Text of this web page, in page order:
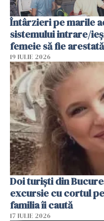
Întârzieri pe marile
sistemului intrare/
femeie să fie
19 IULIE 2026
Doi turiști din
excursie cu cortul
familia îi caută
17 IULIE 2026